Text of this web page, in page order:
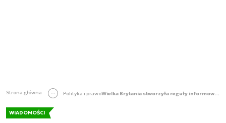
Strona główna Polityka i prawo Wielka Brytania stworzyła reguły informowania o podatnościach bezpieczeństwa
WIADOMOŚCI